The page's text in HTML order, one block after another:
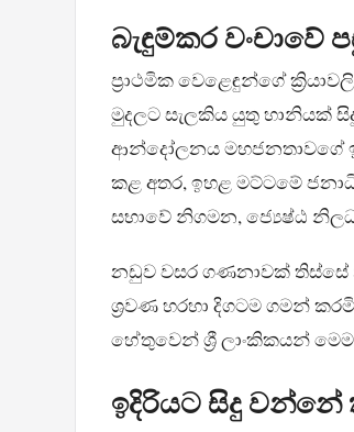
බැඳුම්කර වංචාවේ
ප්‍රාථමික වෙළෙඳුන්ගේ
මුදලට සැලකිය යුතු හානියක්
ආන්දෝලනය මහජනතාවගේ
කළ අතර, ඉහළ මට්ටමේ
සභාවේ නිගමන, ජ්‍යෙෂ්ඨ
නඩුව වසර ගණනාවක් තිස්සේ
ශ්‍රවණ හරහා දිගටම ගමන්
හේතුවෙන් ශ්‍රී ලාංකිකයන්
ඉදිරියට සිදු